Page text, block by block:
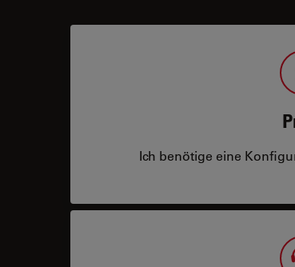
Ich benötige eine